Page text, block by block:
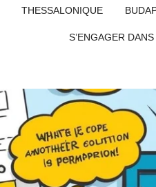
THESSALONIQUE
S’ENGAGER